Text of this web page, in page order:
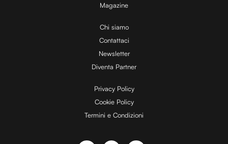
i
d
e
o
Magazine
Chi siamo
Contattaci
Newsletter
Diventa Partner
Privacy Policy
Cookie Policy
Termini e Condizioni